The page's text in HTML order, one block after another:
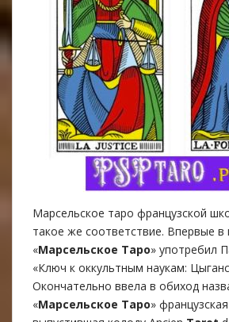
Марсельское таро французской
такое же соответствие. Впервые в
«Марсельское Таро» употребил
«Ключ к оккультным наукам:
Окончательно ввела в обиход
«Марсельское Таро»